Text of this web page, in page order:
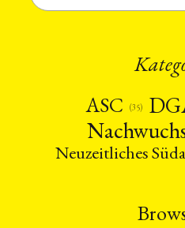
ASC
(35)
Neuzeitliches